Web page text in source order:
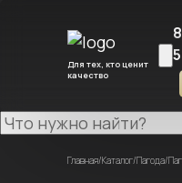
Для тех, кто ценит
качество
Главная/Каталог/Пагода/